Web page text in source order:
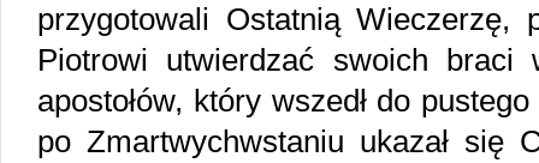
przygotowali Ostatnią Wieczerzę,
Piotrowi utwierdzać swoich
apostołów, który wszedł do
po Zmartwychwstaniu ukazał się